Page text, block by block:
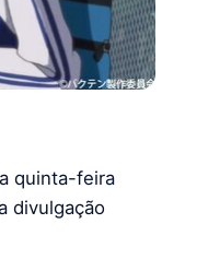
quinta-feira
divulgação